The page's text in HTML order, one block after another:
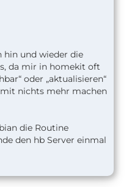
hin und wieder die
da mir in homekit oft
oder „aktualisieren“
nichts mehr machen
die Routine
den hb Server einmal